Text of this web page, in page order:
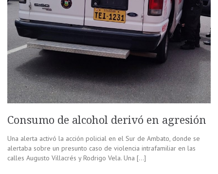
Consumo de alcohol derivó en agresión
Una alerta activó la acción policial en el Sur de Ambato, donde se
alertaba sobre un presunto caso de violencia intrafamiliar en las
calles Augusto Villacrés y Rodrigo Vela. Una […]